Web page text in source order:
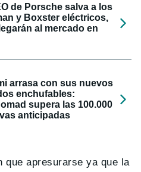
de Porsche salva a los
y Boxster eléctricos,
al mercado en
arrasa con sus nuevos
enchufables:
supera las 100.000
anticipadas
que apresurarse ya que la